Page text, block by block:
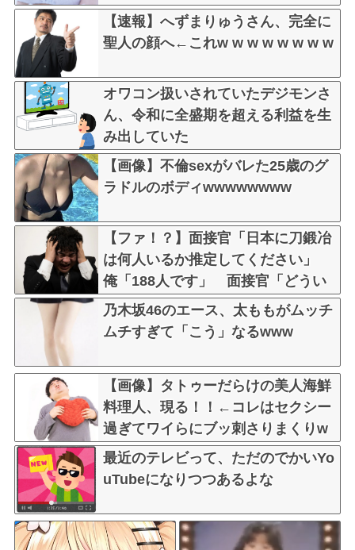
【速報】へずまりゅうさん、完全に
聖人の顔へ←これw w w w w w w w
オワコン扱いされていたデジモンさ
ん、令和に全盛期を超える利益を生
み出していた
【画像】不倫sexがバレた25歳のグ
ラドルのボディwwwwwwww
【ファ！？】面接官「日本に刀鍛冶
は何人いるか推定してください」
俺「188人です」 面接官「どうい
う風に考えましたか？」 俺「知っ
てました」→この後『こう』なった
い！！！！！
乃木坂46のエース、太ももがムッチ
ムチすぎて「こう」なるwww
【画像】タトゥーだらけの美人海鮮
料理人、現る！！←コレはセクシー
過ぎてワイらにブッ刺さりまくりw
w w w w w w w w
最近のテレビって、ただのでかいYo
uTubeになりつつあるよな